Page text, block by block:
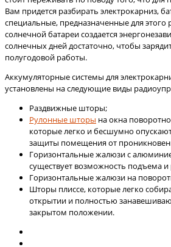
Вам придется разбирать электрокарниз,
специальные, предназначенные для
солнечной батареи создается
солнечных дней достаточно, чтобы
полугодовой работы.
Аккумуляторные системы для
установлены на следующие виды
Раздвижные шторы;
Рулонные шторы на окна
которые легко и бесшумно
защиты помещения от
Горизонтальные жалюзи с
существует возможность подъема и
Горизонтальные жалюзи на
Шторы плиссе, которые легко
открытии и полностью
закрытом положении.